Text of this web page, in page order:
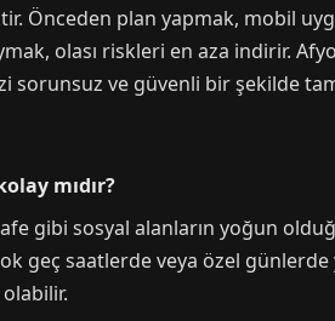
Önceden plan yapmak, mobil
olası riskleri en aza indirir.
sorunsuz ve güvenli bir şekilde
mıdır?
gibi sosyal alanların yoğun
geç saatlerde veya özel